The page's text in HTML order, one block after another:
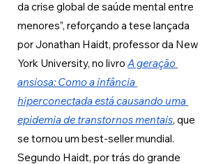
da crise global de saúde mental entre
menores”, reforçando a tese lançada
por Jonathan Haidt, professor da New
York University, no livro A geração
ansiosa: Como a infância
hiperconectada está causando uma
epidemia de transtornos mentais, que
se tornou um best-seller mundial.
Segundo Haidt, por trás do grande